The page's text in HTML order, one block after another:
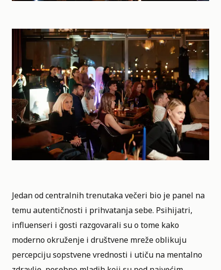
Jedan od centralnih trenutaka večeri bio je panel na
temu autentičnosti i prihvatanja sebe. Psihijatri,
influenseri i gosti razgovarali su o tome kako
moderno okruženje i društvene mreže oblikuju
percepciju sopstvene vrednosti i utiču na mentalno